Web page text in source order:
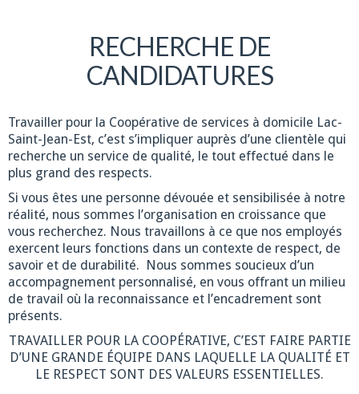
RECHERCHE DE
CANDIDATURES
Travailler pour la Coopérative de services à domicile Lac-
Saint-Jean-Est, c’est s’impliquer auprès d’une clientèle qui
recherche un service de qualité, le tout effectué dans le
plus grand des respects.
Si vous êtes une personne dévouée et sensibilisée à notre
réalité, nous sommes l’organisation en croissance que
vous recherchez. Nous travaillons à ce que nos employés
exercent leurs fonctions dans un contexte de respect, de
savoir et de durabilité. Nous sommes soucieux d’un
accompagnement personnalisé, en vous offrant un milieu
de travail où la reconnaissance et l’encadrement sont
présents.
TRAVAILLER POUR LA COOPÉRATIVE, C’EST FAIRE PARTIE
D’UNE GRANDE ÉQUIPE DANS LAQUELLE LA QUALITÉ ET
LE RESPECT SONT DES VALEURS ESSENTIELLES.